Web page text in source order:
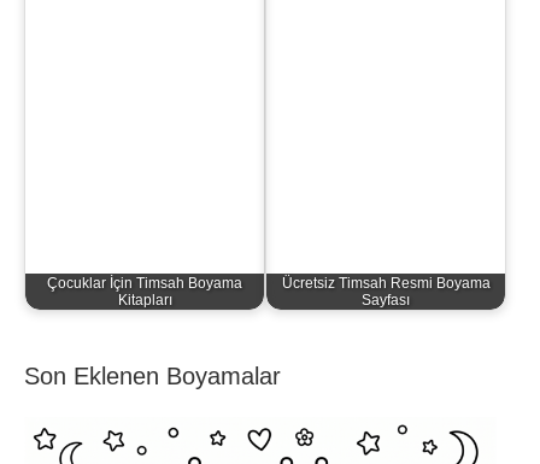
Çocuklar İçin Timsah Boyama
Kitapları
Ücretsiz Timsah Resmi Boyama
Sayfası
Son Eklenen Boyamalar